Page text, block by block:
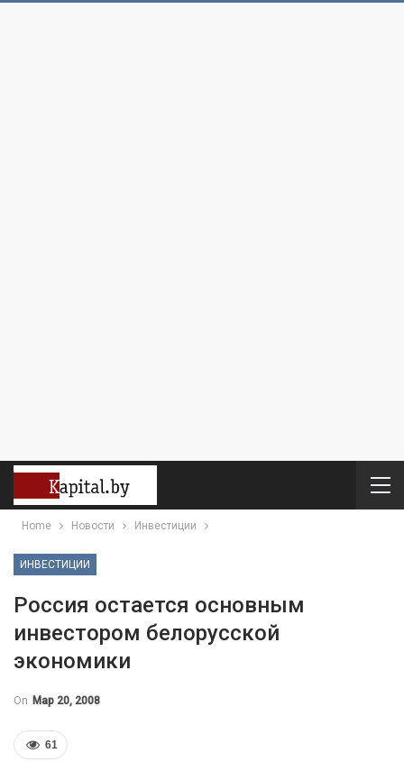
Home Новости Инвестиции
ИНВЕСТИЦИИ
Россия остается основным
инвестором белорусской
экономики
On Мар 20, 2008
61